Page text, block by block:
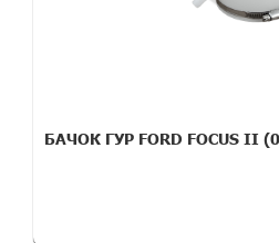
БАЧОК ГУР FORD FOCUS II